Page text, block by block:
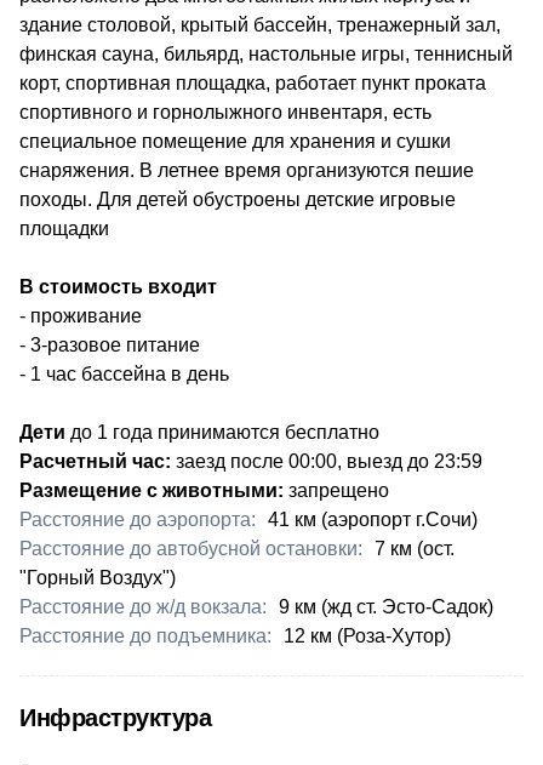
здание столовой, крытый бассейн, тренажерный зал,
финская сауна, бильярд, настольные игры, теннисный
корт, спортивная площадка, работает пункт проката
спортивного и горнолыжного инвентаря, есть
специальное помещение для хранения и сушки
снаряжения. В летнее время организуются пешие
походы. Для детей обустроены детские игровые
площадки
В стоимость входит
- проживание
- 3-разовое питание
- 1 час бассейна в день
Дети до 1 года принимаются бесплатно
Расчетный час: заезд после 00:00, выезд до 23:59
Размещение с животными: запрещено
Расстояние до аэропорта:
41 км (аэропорт г.Сочи)
Расстояние до автобусной остановки:
​7 км (ост.
"Горный Воздух")
Расстояние до ж/д вокзала:
9 км (жд ст. Эсто-Садок)
Расстояние до подъемника:
12 км (Роза-Хутор)
Инфраструктура